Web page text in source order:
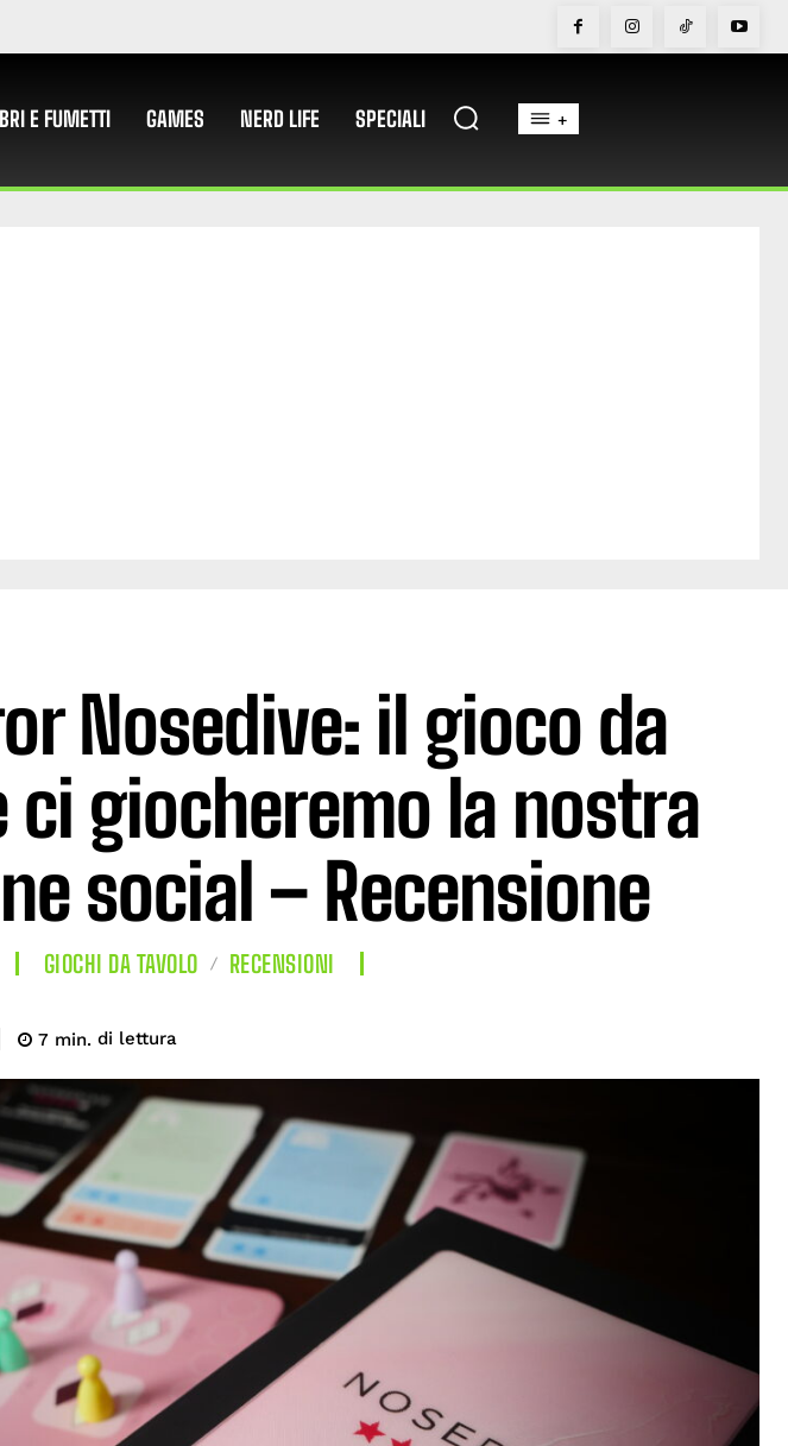
E FUMETTI GAMES NERD LIFE SPECIALI +
Nosedive: il gioco da
ci giocheremo la nostra
social – Recensione
GIOCHI DA TAVOLO RECENSIONI
7 min. di lettura